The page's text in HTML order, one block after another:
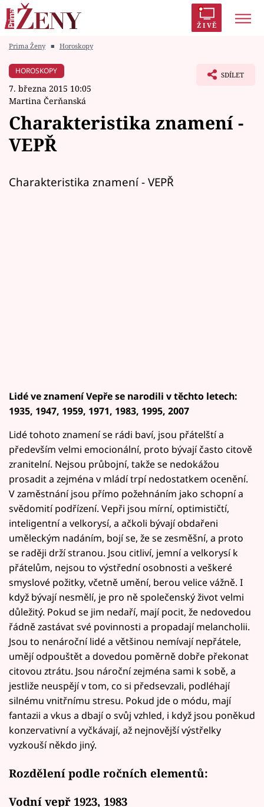
ŽIVĚ
Módní alarm
Témata
Celebrity
Přihlášení
Sledujte nás
Prima Ženy ■ Horoskopy
HOROSKOPY
7. března 2015 10:05
Martina Čerňanská
SDÍLET
Charakteristika znamení -
VEPŘ
Charakteristika znamení - VEPŘ
Lidé ve znamení Vepře se narodili v těchto letech:
1935, 1947, 1959, 1971, 1983, 1995, 2007
Lidé tohoto znamení se rádi baví, jsou přátelští a
především velmi emocionální, proto bývají často citově
zranitelní. Nejsou průbojní, takže se nedokážou
prosadit a zejména v mládí trpí nedostatkem ocenění.
V zaměstnání jsou přímo požehnáním jako schopní a
svědomití podřízení. Vepři jsou mírní, optimističtí,
inteligentní a velkorysí, a ačkoli bývají obdařeni
uměleckým nadáním, bojí se, že se zesměšní, a proto
se raději drží stranou. Jsou citliví, jemní a velkorysí k
přátelům, nejsou to výstřední osobnosti a veškeré
smyslové požitky, včetně umění, berou velice vážně. I
když bývají nesmělí, je pro ně společenský život velmi
důležitý. Pokud se jim nedaří, mají pocit, že nedovedou
řádně zastávat své povinnosti a propadají melancholii.
Jsou to nenároční lidé a většinou nemívají nepřátele,
umějí odpouštět a dovedou poměrně dobře překonat
citovou ztrátu. Jsou nároční zejména sami k sobě, a
jestliže neuspějí v tom, co si předsevzali, podléhají
silnému vnitřnímu stresu. Pokud jde o módu, mají
fantazii a vkus a dbají o svůj vzhled, i když jsou poněkud
konzervativní a vyčkávají, až nejnovější výstřelky
vyzkouší někdo jiný.
Rozdělení podle ročních elementů:
Vodní vepř 1923, 1983